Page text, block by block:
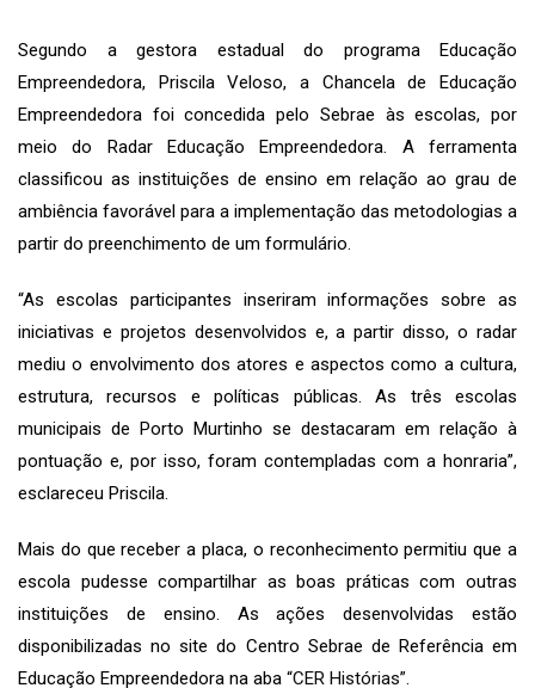
Segundo a gestora estadual do programa Educação
Empreendedora, Priscila Veloso, a Chancela de Educação
Empreendedora foi concedida pelo Sebrae às escolas, por
meio do Radar Educação Empreendedora. A ferramenta
classificou as instituições de ensino em relação ao grau de
ambiência favorável para a implementação das metodologias a
partir do preenchimento de um formulário.
“As escolas participantes inseriram informações sobre as
iniciativas e projetos desenvolvidos e, a partir disso, o radar
mediu o envolvimento dos atores e aspectos como a cultura,
estrutura, recursos e políticas públicas. As três escolas
municipais de Porto Murtinho se destacaram em relação à
pontuação e, por isso, foram contempladas com a honraria”,
esclareceu Priscila.
Mais do que receber a placa, o reconhecimento permitiu que a
escola pudesse compartilhar as boas práticas com outras
instituições de ensino. As ações desenvolvidas estão
disponibilizadas no site do Centro Sebrae de Referência em
Educação Empreendedora na aba “CER Histórias”.